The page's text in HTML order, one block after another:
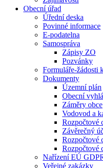
Obecní úřad
Úřední deska
Povinné informace
E-podatelna
Samospráva
Zápisy ZO
Pozvánky
Formuláře-žádosti
Dokumenty
Územní plán
Obecní
Záměry obce
Vodovod a
Rozpočtové
Závěrečný
Rozpočtové
Rozpočtové
Nařízení EÚ
Veřejné zakázky